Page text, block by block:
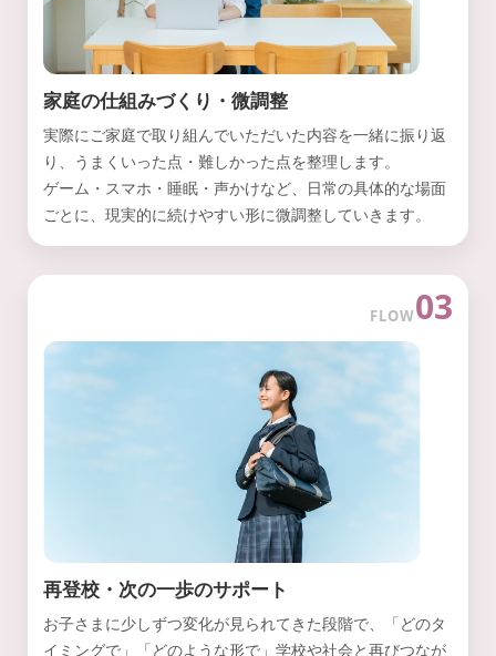
家庭の仕組みづくり・微調整
実際にご家庭で取り組んでいただいた内容を一緒に振り返
り、うまくいった点・難しかった点を整理します。
ゲーム・スマホ・睡眠・声かけなど、日常の具体的な場面
ごとに、現実的に続けやすい形に微調整していきます。
FLOW03
再登校・次の一歩のサポート
お子さまに少しずつ変化が見られてきた段階で、「どのタ
イミングで」「どのような形で」学校や社会と再びつなが